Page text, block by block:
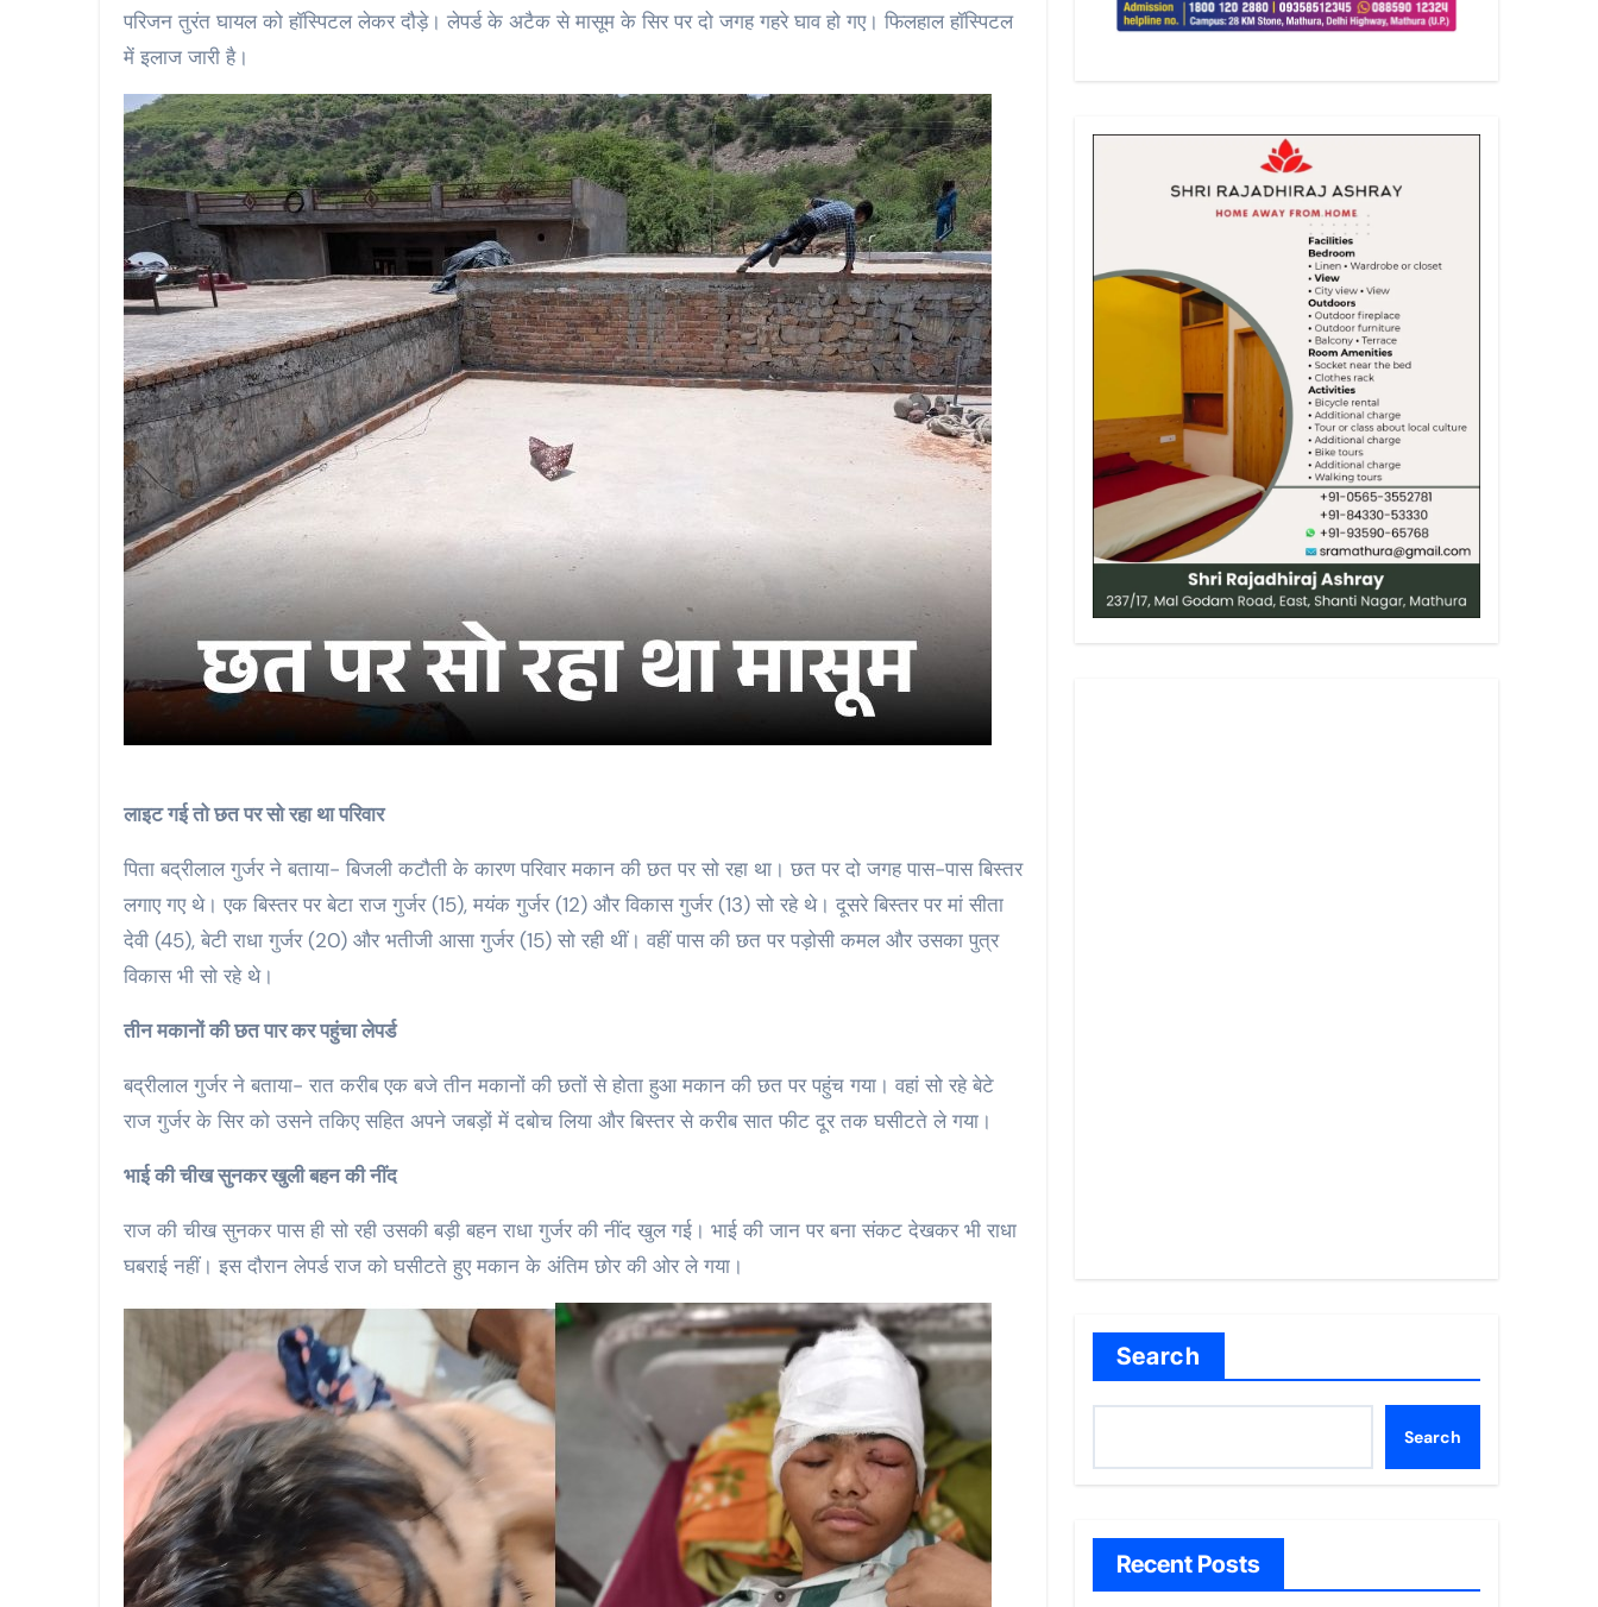
परिजन तुरंत घायल को हॉस्पिटल लेकर दौड़े। लेपर्ड के अटैक से मासूम के सिर पर दो जगह गहरे घाव हो गए। फिलहाल हॉस्पिटल
में इलाज जारी है।
लाइट गई तो छत पर सो रहा था परिवार
पिता बद्रीलाल गुर्जर ने बताया- बिजली कटौती के कारण परिवार मकान की छत पर सो रहा था। छत पर दो जगह पास-पास बिस्तर
लगाए गए थे। एक बिस्तर पर बेटा राज गुर्जर (15), मयंक गुर्जर (12) और विकास गुर्जर (13) सो रहे थे। दूसरे बिस्तर पर मां सीता
देवी (45), बेटी राधा गुर्जर (20) और भतीजी आसा गुर्जर (15) सो रही थीं। वहीं पास की छत पर पड़ोसी कमल और उसका पुत्र
विकास भी सो रहे थे।
तीन मकानों की छत पार कर पहुंचा लेपर्ड
बद्रीलाल गुर्जर ने बताया- रात करीब एक बजे तीन मकानों की छतों से होता हुआ मकान की छत पर पहुंच गया। वहां सो रहे बेटे
राज गुर्जर के सिर को उसने तकिए सहित अपने जबड़ों में दबोच लिया और बिस्तर से करीब सात फीट दूर तक घसीटते ले गया।
भाई की चीख सुनकर खुली बहन की नींद
राज की चीख सुनकर पास ही सो रही उसकी बड़ी बहन राधा गुर्जर की नींद खुल गई। भाई की जान पर बना संकट देखकर भी राधा
घबराई नहीं। इस दौरान लेपर्ड राज को घसीटते हुए मकान के अंतिम छोर की ओर ले गया।
Search
Search
Recent Posts